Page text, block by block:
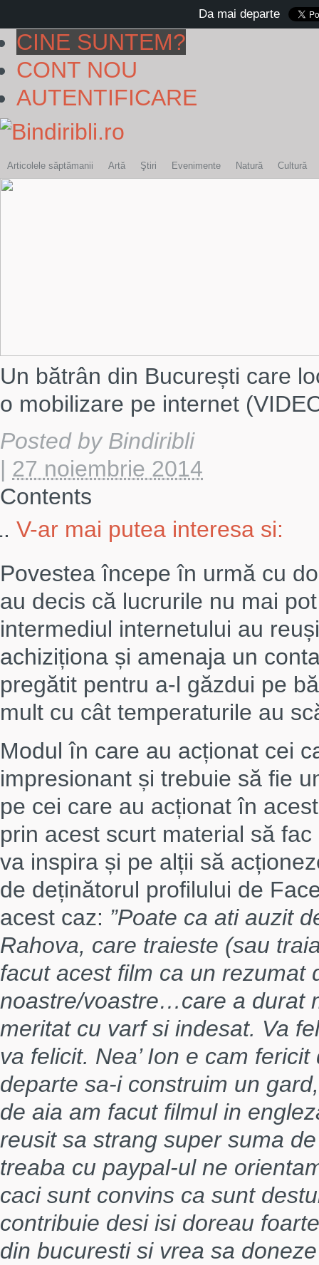
CINE SUNTEM?
CONT NOU
AUTENTIFICARE
Articolele săptămanii Artă Ştiri Evenimente Natură Cultură
Un bătrân din București care
o mobilizare pe internet
Posted by Bindiribli
| 27 noiembrie 2014
Contents
V-ar mai putea interesa si:
Povestea începe în urmă cu
au decis că lucrurile nu mai
intermediul internetului au
achiziționa și amenaja un
pregătit pentru a-l găzdui pe
mult cu cât temperaturile au
Modul în care au acționat cei
impresionant și trebuie să fie
pe cei care au acționat în
prin acest scurt material să
va inspira și pe alții să
de deținătorul profilului de
acest caz: ”Poate ca ati auzit
Rahova, care traieste (sau
facut acest film ca un rezumat
noastre/voastre…care a durat
meritat cu varf si indesat. Va
va felicit. Nea’ Ion e cam
departe sa-i construim un
de aia am facut filmul in
reusit sa strang super suma
treaba cu paypal-ul ne
caci sunt convins ca sunt
contribuie desi isi doreau
din bucuresti si vrea sa
Da mai departe